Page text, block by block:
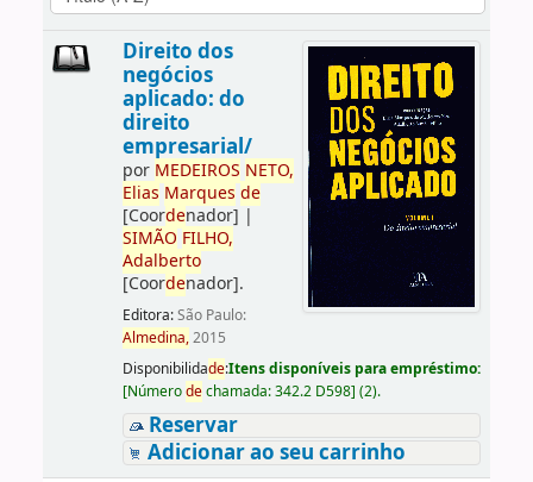
Direito dos
negócios
aplicado: do
direito
empresarial/
por MEDEIROS NETO,
Elias Marques de
[Coordenador] |
SIMÃO FILHO,
Adalberto
[Coordenador].
Editora:São Paulo:
Almedina,2015
Disponibilidade:Itens disponíveis para empréstimo:
[Númerodechamada:342.2 D598] (2).
Reservar
Adicionar ao seu carrinho